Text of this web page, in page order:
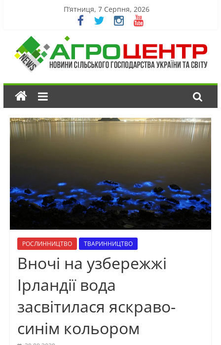
П’ятниця, 7 Серпня, 2026
РОСЛИННИЦТВО ТВАРИННИЦТВО
Вночі на узбережжі
Ірландії вода
засвітилася яскраво-
синім кольором